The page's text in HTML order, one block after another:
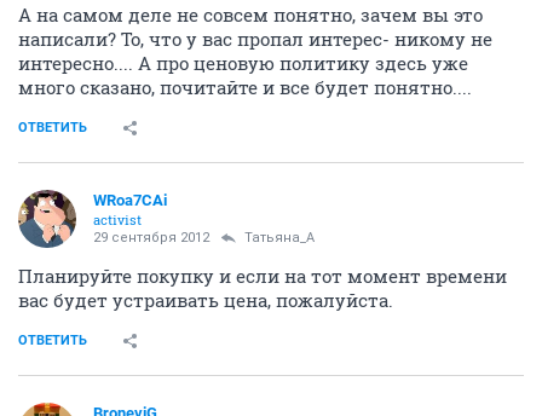
А на самом деле не совсем понятно, зачем вы это
написали? То, что у вас пропал интерес- никому не
интересно.... А про ценовую политику здесь уже
много сказано, почитайте и все будет понятно....
ОТВЕТИТЬ
WRoa7CAi
activist
29 сентября 2012 Татьяна_А
Планируйте покупку и если на тот момент времени
вас будет устраивать цена, пожалуйста.
ОТВЕТИТЬ